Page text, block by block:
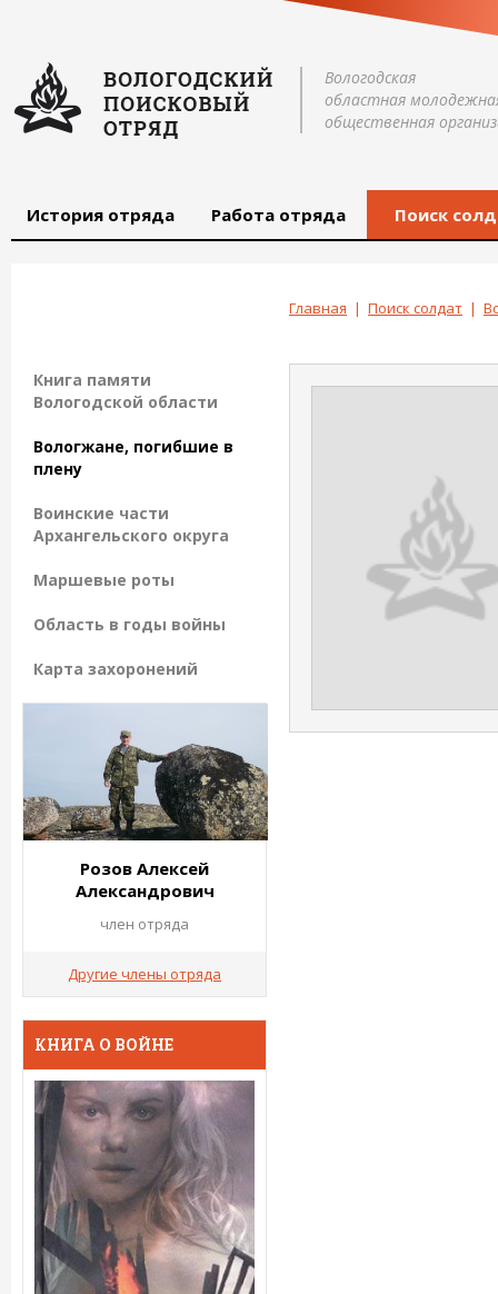
Вологодская
областная
общественная
История отряда Работа отряда Поиск
Главная | Поиск солдат |
Книга памяти
Вологодской области
Вологжане, погибшие в
плену
Воинские части
Архангельского округа
Маршевые роты
Область в годы войны
Карта захоронений
Розов Алексей
Александрович
член отряда
Другие члены отряда
КНИГА О ВОЙНЕ